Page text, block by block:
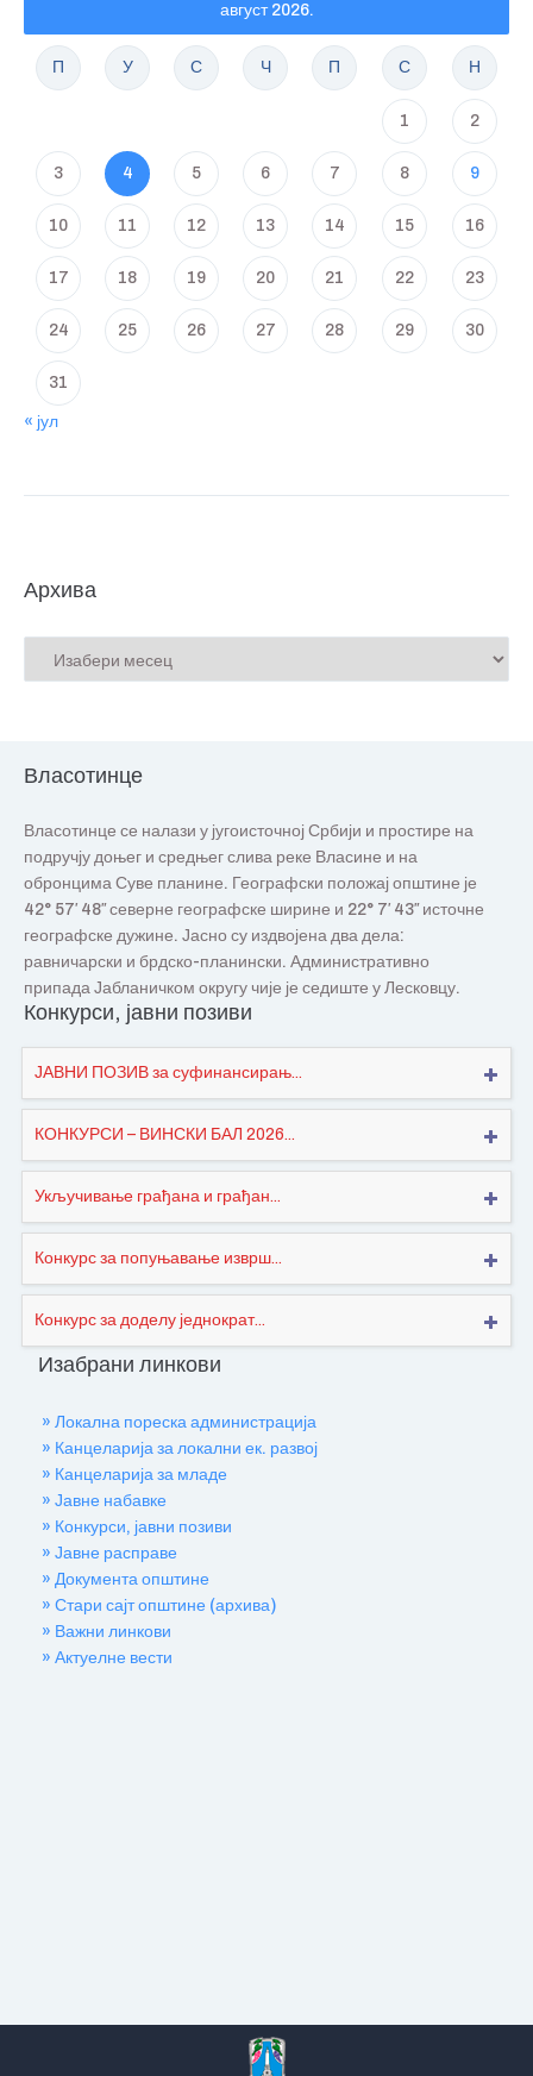
август 2026.
П У С Ч П С Н
1 2
3 4 5 6 7 8 9
10 11 12 13 14 15 16
17 18 19 20 21 22 23
24 25 26 27 28 29 30
31
« јул
Архива
Власотинце
Власотинце се налази у југоисточној Србији и простире на
подручју доњег и средњег слива реке Власине и на
обронцима Суве планине. Географски положај општине је
42° 57′ 48″ северне географске ширине и 22° 7′ 43″ источне
географске дужине. Јасно су издвојена два дела:
равничарски и брдско-планински. Административно
припада Јабланичком округу чије је седиште у Лесковцу.
Конкурси, јавни позиви
ЈАВНИ ПОЗИВ за суфинансирањ...
КОНКУРСИ – ВИНСКИ БАЛ 2026...
Укључивање грађана и грађан...
Конкурс за попуњавање изврш...
Конкурс за доделу једнократ...
Изабрани линкови
» Локална пореска администрација
» Канцеларија за локални ек. развој
» Канцеларија за младе
» Јавне набавке
» Конкурси, јавни позиви
» Јавне расправе
» Документа општине
» Стари сајт општине (архива)
» Важни линкови
» Актуелне вести